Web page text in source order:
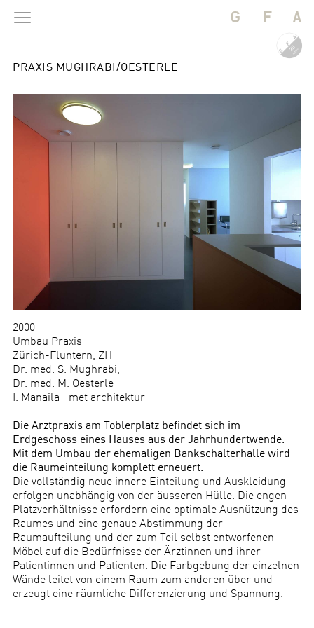
PROJEKTE
BÜRO
PRAXIS MUGHRABI/OESTERLE
2000
Umbau Praxis
Zürich-Fluntern, ZH
Dr. med. S. Mughrabi,
Dr. med. M. Oesterle
I. Manaila | met architektur
Die Arztpraxis am Toblerplatz befindet sich im
Erdgeschoss eines Hauses aus der Jahrhundertwende.
Mit dem Umbau der ehemaligen Bankschalterhalle wird
die Raumeinteilung komplett erneuert.
Die vollständig neue innere Einteilung und Auskleidung
erfolgen unabhängig von der äusseren Hülle. Die engen
Platzverhältnisse erfordern eine optimale Ausnützung des
Raumes und eine genaue Abstimmung der
Raumaufteilung und der zum Teil selbst entworfenen
Möbel auf die Bedürfnisse der Ärztinnen und ihrer
Patientinnen und Patienten. Die Farbgebung der einzelnen
Wände leitet von einem Raum zum anderen über und
erzeugt eine räumliche Differenzierung und Spannung.